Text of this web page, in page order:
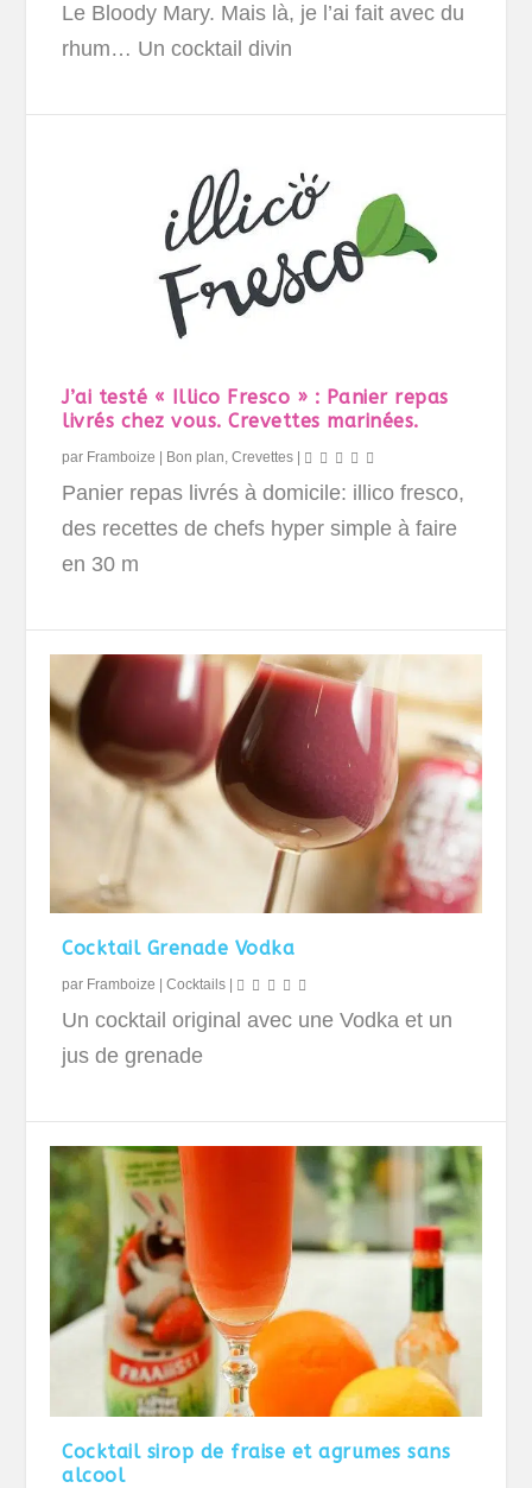
Le Bloody Mary. Mais là, je l’ai fait avec du
rhum… Un cocktail divin
J’ai testé « Illico Fresco » : Panier repas
livrés chez vous. Crevettes marinées.
par Framboize Bon plan,Crevettes
Panier repas livrés à domicile: illico fresco,
des recettes de chefs hyper simple à faire
en 30 m
Cocktail Grenade Vodka
par Framboize |Cocktails
Un cocktail original avec une Vodka et un
jus de grenade
Cocktail sirop de fraise et agrumes sans
alcool